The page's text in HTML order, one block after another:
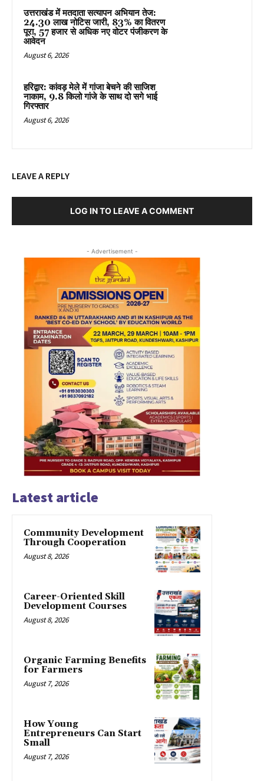
उत्तराखंड में मतदाता सत्यापन अभियान तेज:
24.30 लाख नोटिस जारी, 83% का वितरण
पूरा, 57 हजार से अधिक नए वोटर पंजीकरण के
आवेदन
August 6, 2026
हरिद्वार: कांवड़ मेले में गांजा बेचने की साजिश
नाकाम, 9.8 किलो गांजे के साथ दो सगे भाई
गिरफ्तार
August 6, 2026
LEAVE A REPLY
LOG IN TO LEAVE A COMMENT
- Advertisement -
Latest article
Community Development
Through Cooperation
August 8, 2026
Career-Oriented Skill
Development Courses
August 8, 2026
Organic Farming Benefits
for Farmers
August 7, 2026
How Young
Entrepreneurs Can Start
Small
August 7, 2026